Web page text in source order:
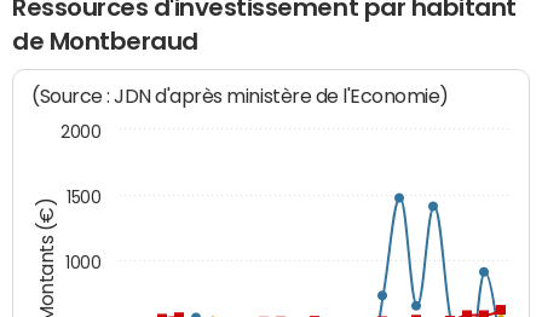
Ressources d'investissement par habitant
de Montberaud
Montants (€)
(Source : JDN d'après ministère de l'Economie)
1000
1500
2000